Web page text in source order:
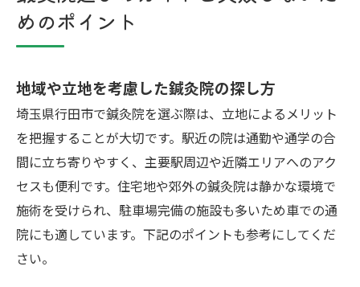
めのポイント
地域や立地を考慮した鍼灸院の探し方
埼玉県行田市で鍼灸院を選ぶ際は、立地によるメリット
を把握することが大切です。駅近の院は通勤や通学の合
間に立ち寄りやすく、主要駅周辺や近隣エリアへのアク
セスも便利です。住宅地や郊外の鍼灸院は静かな環境で
施術を受けられ、駐車場完備の施設も多いため車での通
院にも適しています。下記のポイントも参考にしてくだ
さい。